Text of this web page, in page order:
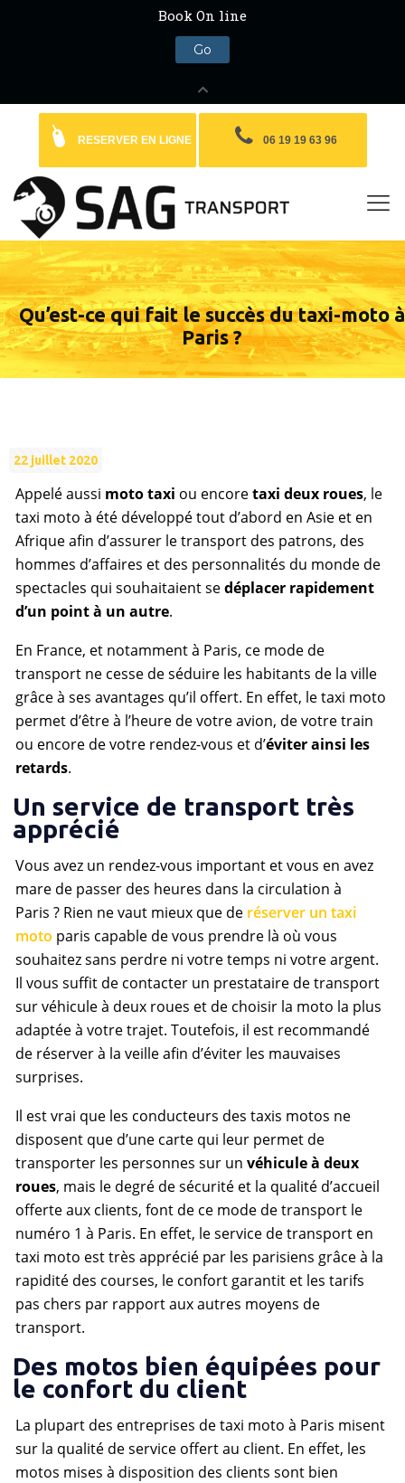
RESERVER EN LIGNE 06 19 19 63 96
Qu’est-ce qui fait le succès du taxi-moto à
Paris ?
22 juillet 2020
Appelé aussi moto taxi ou encoretaxi deux roues, le
taxi moto à été développé tout d’abord en Asie et en
Afrique afin d’assurer le transport des patrons, des
hommes d’affaires et des personnalités du monde de
spectacles qui souhaitaient sedéplacer rapidement
d’un point à un autre.
En France, et notamment à Paris, ce mode de
transport ne cesse de séduire les habitants de la ville
grâce à ses avantages qu’il offert. En effet, le taxi moto
permet d’être à l’heure de votre avion, de votre train
ou encore de votre rendez-vous et d’éviter ainsi les
retards.
Un service de transport très
apprécié
Vous avez un rendez-vous important et vous en avez
mare de passer des heures dans la circulation à
Paris ? Rien ne vaut mieux que de réserver un taxi
moto paris capable de vous prendre là où vous
souhaitez sans perdre ni votre temps ni votre argent.
Il vous suffit de contacter un prestataire de transport
sur véhicule à deux roues et de choisir la moto la plus
adaptée à votre trajet. Toutefois, il est recommandé
de réserver à la veille afin d’éviter les mauvaises
surprises.
Il est vrai que les conducteurs des taxis motos ne
disposent que d’une carte qui leur permet de
transporter les personnes sur unvéhicule à deux
roues, mais le degré de sécurité et la qualité d’accueil
offerte aux clients, font de ce mode de transport le
numéro 1 à Paris. En effet, le service de transport en
taxi moto est très apprécié par les parisiens grâce à la
rapidité des courses, le confort garantit et les tarifs
pas chers par rapport aux autres moyens de
transport.
Des motos bien équipées pour
le confort du client
La plupart des entreprises de taxi moto à Paris misent
sur la qualité de service offert au client. En effet, les
motos mises à disposition des clients sont bien